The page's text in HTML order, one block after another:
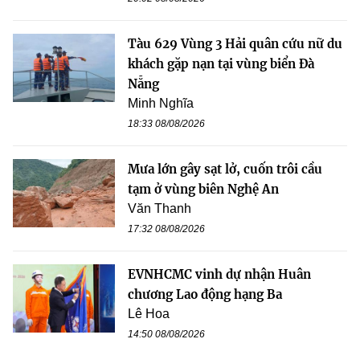
Tàu 629 Vùng 3 Hải quân cứu nữ du
khách gặp nạn tại vùng biển Đà
Nẵng
Minh Nghĩa
18:33 08/08/2026
Mưa lớn gây sạt lở, cuốn trôi cầu
tạm ở vùng biên Nghệ An
Văn Thanh
17:32 08/08/2026
EVNHCMC vinh dự nhận Huân
chương Lao động hạng Ba
Lê Hoa
14:50 08/08/2026